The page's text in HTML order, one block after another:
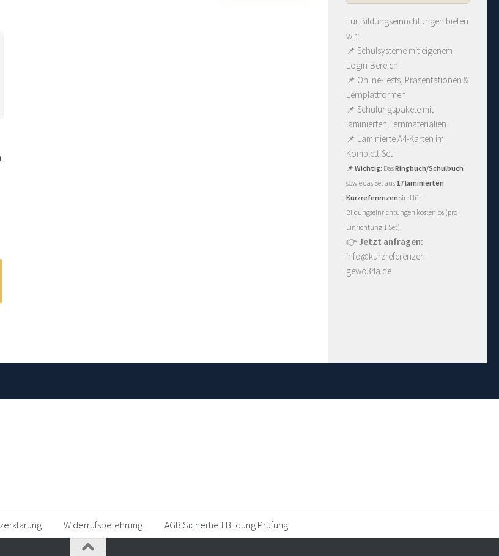
Für Bildungseinrichtungen bieten
wir:
📌 Schulsysteme mit eigenem
Login-Bereich
📌 Online-Tests, Präsentationen &
Lernplattformen
📌 Schulungspakete mit
laminierten Lernmaterialien
📌 Laminierte A4-Karten im
Komplett-Set
📌 Wichtig: DasRingbuch/Schulbuch
sowie das Set aus 17 laminierten
Kurzreferenzen sind für
Bildungseinrichtungen kostenlos (pro
Einrichtung 1 Set).
👉Jetzt anfragen:
info@kurzreferenzen-
gewo34a.de
Widerrufsbelehrung AGB Sicherheit Bildung Prüfung